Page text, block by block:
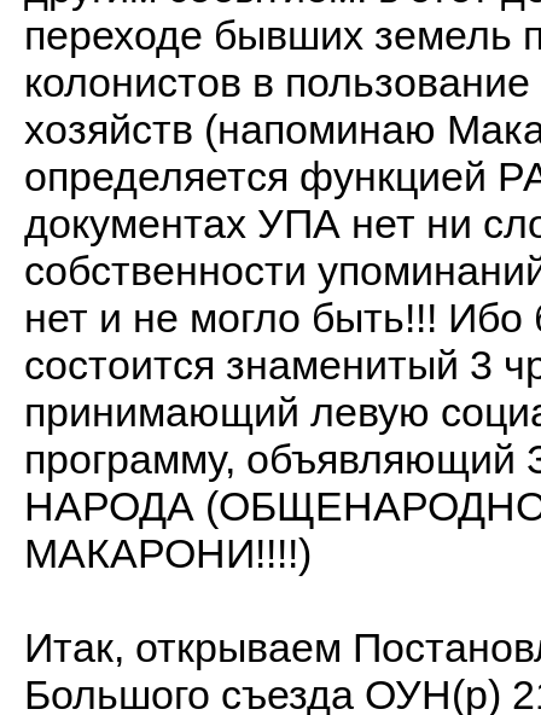
переходе бывших земель
колонистов в
хозяйств (напоминаю
определяется
документах УПА нет ни
собственности
нет и не могло быть!!! Ибо
состоится знаменитый 3
принимающий левую
программу,
НАРОДА
МАКАРОНИ!!!!)
Итак, открываем
Большого съезда ОУН(р)